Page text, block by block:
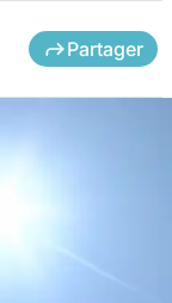
Partager